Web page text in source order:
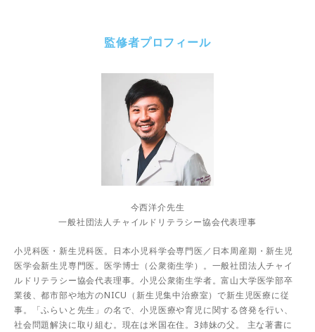
監修者プロフィール
今西洋介先生
一般社団法人チャイルドリテラシー協会代表理事
小児科医・新生児科医。日本小児科学会専門医／日本周産期・新生児
医学会新生児専門医。医学博士（公衆衛生学）。一般社団法人チャイ
ルドリテラシー協会代表理事。小児公衆衛生学者。富山大学医学部卒
業後、都市部や地方のNICU（新生児集中治療室）で新生児医療に従
事。「ふらいと先生」の名で、小児医療や育児に関する啓発を行い、
社会問題解決に取り組む。現在は米国在住。3姉妹の父。 主な著書に